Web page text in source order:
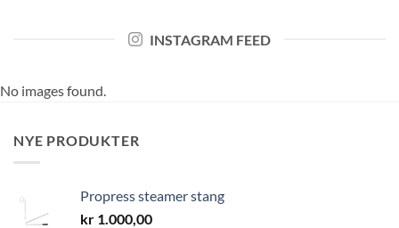
INSTAGRAM FEED
No images found.
NYE PRODUKTER
Propress steamer stang
kr 1.000,00